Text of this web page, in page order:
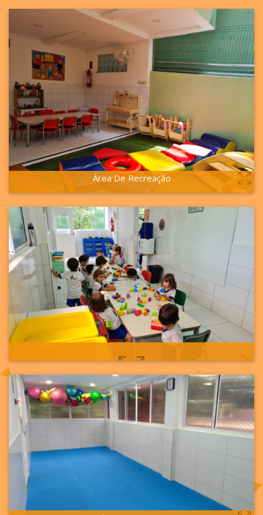
VER MAIS
Área De Recreação
VER MAIS
VER MAIS